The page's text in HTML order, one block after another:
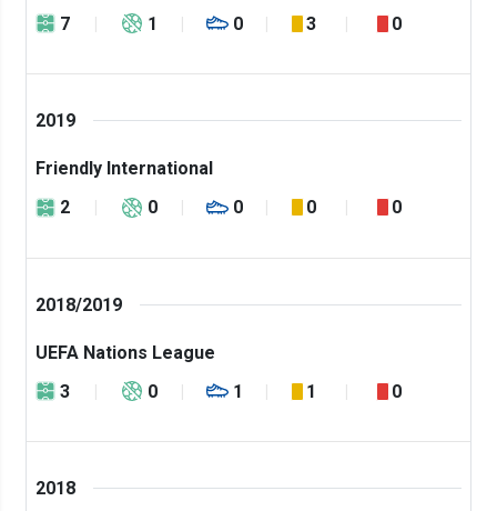
7
1 0 3 0
2019
Friendly International
2
0 0 0 0
2018/2019
UEFA Nations League
3
0 1 1 0
2018